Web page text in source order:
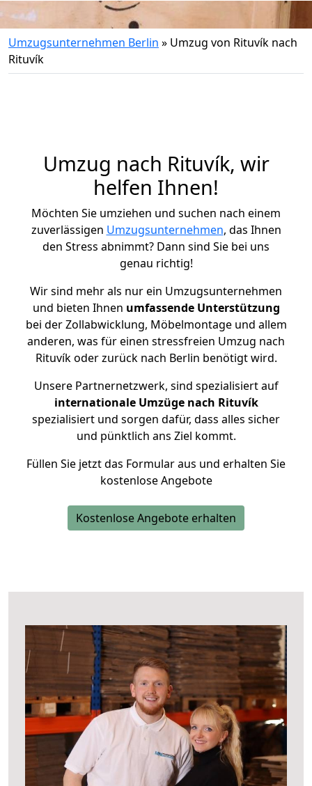
Umzugsunternehmen Berlin » Umzug von Rituvík nach
Rituvík
Umzug nach Rituvík, wir
helfen Ihnen!
Möchten Sie umziehen und suchen nach einem
zuverlässigen Umzugsunternehmen, das Ihnen
den Stress abnimmt? Dann sind Sie bei uns
genau richtig!
Wir sind mehr als nur ein Umzugsunternehmen
und bieten Ihnen umfassende Unterstützung
bei der Zollabwicklung, Möbelmontage und allem
anderen, was für einen stressfreien Umzug nach
Rituvík oder zurück nach Berlin benötigt wird.
Unsere Partnernetzwerk, sind spezialisiert auf
internationale Umzüge nach Rituvík
spezialisiert und sorgen dafür, dass alles sicher
und pünktlich ans Ziel kommt.
Füllen Sie jetzt das Formular aus und erhalten Sie
kostenlose Angebote
Kostenlose Angebote erhalten